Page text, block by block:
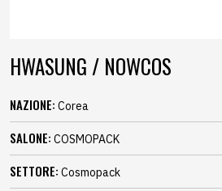
HWASUNG / NOWCOS
NAZIONE: Corea
SALONE: COSMOPACK
SETTORE: Cosmopack